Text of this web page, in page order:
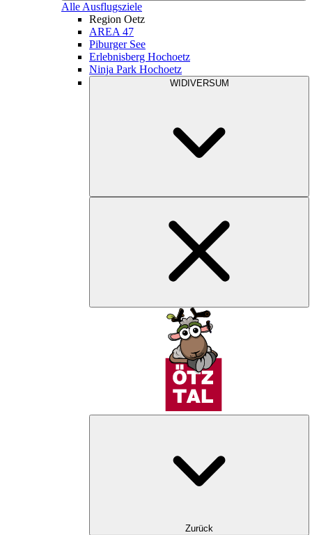
Alle Ausflugsziele
Region Oetz
AREA 47
Piburger See
Erlebnisberg Hochoetz
Ninja Park Hochoetz
WIDIVERSUM
Zurück